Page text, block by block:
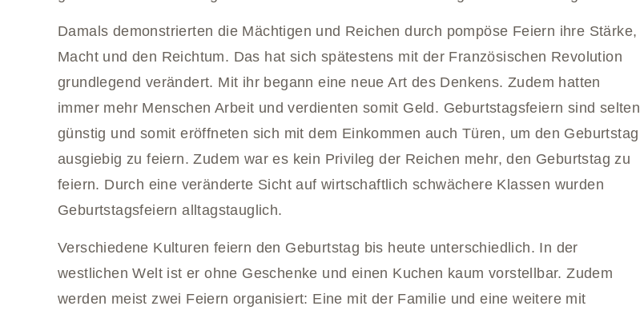
Damals demonstrierten die Mächtigen und Reichen durch pompöse Feiern ihre Stärke,
Macht und den Reichtum. Das hat sich spätestens mit der Französischen Revolution
grundlegend verändert. Mit ihr begann eine neue Art des Denkens. Zudem hatten
immer mehr Menschen Arbeit und verdienten somit Geld. Geburtstagsfeiern sind selten
günstig und somit eröffneten sich mit dem Einkommen auch Türen, um den Geburtstag
ausgiebig zu feiern. Zudem war es kein Privileg der Reichen mehr, den Geburtstag zu
feiern. Durch eine veränderte Sicht auf wirtschaftlich schwächere Klassen wurden
Geburtstagsfeiern alltagstauglich.
Verschiedene Kulturen feiern den Geburtstag bis heute unterschiedlich. In der
westlichen Welt ist er ohne Geschenke und einen Kuchen kaum vorstellbar. Zudem
werden meist zwei Feiern organisiert: Eine mit der Familie und eine weitere mit